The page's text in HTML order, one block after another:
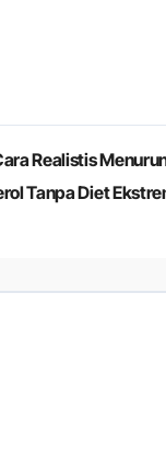
Realistis
Tanpa Diet